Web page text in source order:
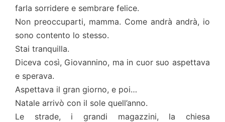
farla sorridere e sembrare felice.
Non preoccuparti, mamma. Come andrà andrà, io
sono contento lo stesso.
Stai tranquilla.
Diceva così, Giovannino, ma in cuor suo aspettava
e sperava.
Aspettava il gran giorno, e poi…
Natale arrivò con il sole quell’anno.
Le strade, i grandi magazzini, la chiesa